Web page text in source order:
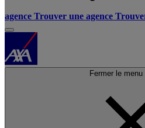
agence Trouver une agence
Fermer le menu